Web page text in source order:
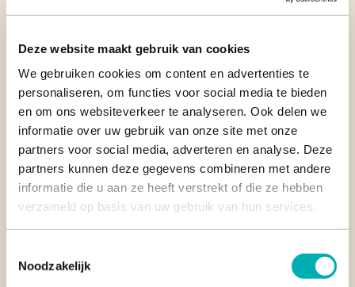
Deze website maakt gebruik van cookies
We gebruiken cookies om content en advertenties te
personaliseren, om functies voor social media te bieden
en om ons websiteverkeer te analyseren. Ook delen we
informatie over uw gebruik van onze site met onze
partners voor social media, adverteren en analyse. Deze
partners kunnen deze gegevens combineren met andere
informatie die u aan ze heeft verstrekt of die ze hebben
verzameld op basis van uw gebruik van hun services.
Noodzakelijk
ceremonies worden vaak bijzondere plekken uitgekozen die
Lake Atitlan, gelegen in het zuiden van Guatemala. Het
uitbarsting, zo’n 85.000 jaar geleden. De Maya cultuur geeft
een mythische betekenis aan de geboorte van het meer en
deze bovennatuurlijke gebeurtenissen staan beschreven in
een historisch document over de schepping van de aarde
(vanuit het perspectief van de Maya’s).
Aan de oevers van het meer vind je 12 inheemse dorpjes,
vernoemd naar 12 apostelen. Elk dorp vertelt een eigen
verhaal en heeft zijn eigen kenmerken. Tot op de dag van
de lokale bevolking, zoals
in de Heilige Grotten van Lake